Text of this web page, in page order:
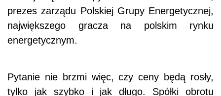
prezes zarządu Polskiej Grupy Energetycznej,
największego gracza na polskim rynku
energetycznym.
Pytanie nie brzmi więc, czy ceny będą rosły,
tylko jak szybko i jak długo. Spółki obrotu